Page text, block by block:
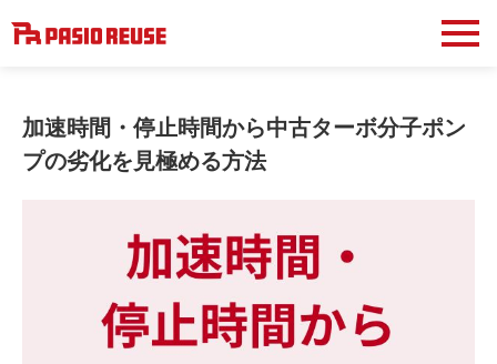
加速時間・停止時間から中古ターボ分子ポン
プの劣化を見極める方法